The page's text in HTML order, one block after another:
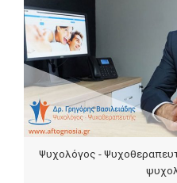
Ψυχολόγος -